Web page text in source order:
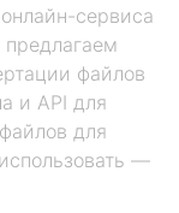
сервиса
файлов
и API для
для
—